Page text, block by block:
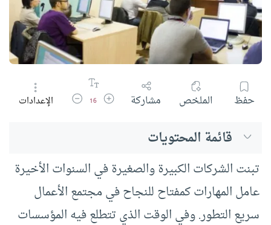
حفظ الملخص مشاركة زيادة حجم الخط
16 تقليل حجم الخط
الإعدادات
قائمة المحتويات
تبنت الشركات الكبيرة والصغيرة في السنوات الأخيرة
عامل المهارات كمفتاح للنجاح في مجتمع الأعمال
سريع التطور. وفي الوقت الذي تتطلع فيه المؤسسات